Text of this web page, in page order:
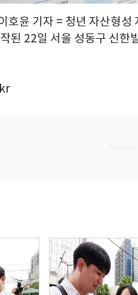
호윤 기자 = 청년 자산형
된 22일 서울 성동구 신